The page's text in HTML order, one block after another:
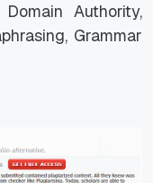
Authority,
Grammar